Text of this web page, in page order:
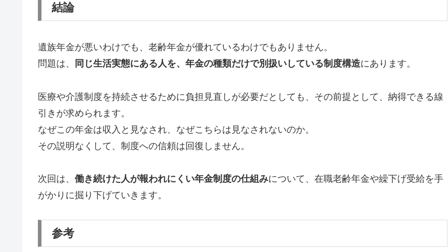
結論
遺族年金が悪いわけでも、老齢年金が優れているわけでもありません。
問題は、
同じ生活実態にある人を、年金の種類だけで別扱いしている制度構造にあります。
医療や介護制度を持続させるために負担見直しが必要だとしても、その前提として、納得できる線
引きが求められます。
なぜこの年金は収入と見なされ、なぜこちらは見なされないのか。
その説明なくして、制度への信頼は回復しません。
次回は、 働き続けた人が報われにくい年金制度の仕組みについて、在職老齢年金や繰下げ受給を手
がかりに掘り下げていきます。
参考